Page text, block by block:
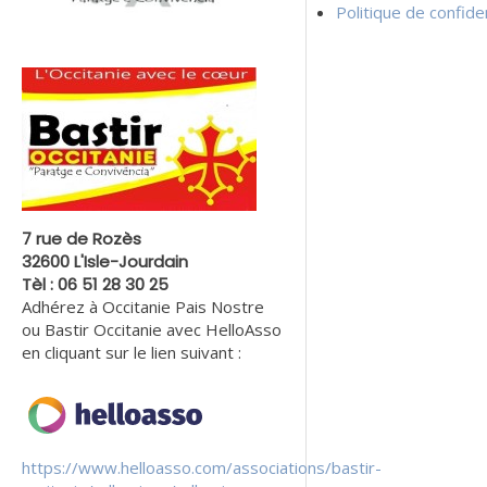
7 rue de Rozès
32600 L'Isle-Jourdain
Tèl : 06 51 28 30 25
Adhérez à Occitanie Pais Nostre
ou Bastir Occitanie avec HelloAsso
en cliquant sur le lien suivant :
https://www.helloasso.com/associations/bastir-
Politique de